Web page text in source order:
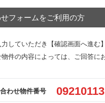
フォームをご利用の方
していただき【確認画面へ進む
件の内容によっては、ご回答に
わせ物件番号